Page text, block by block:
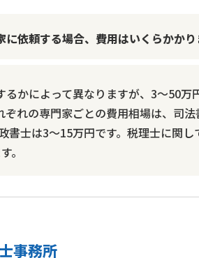
に依頼する場合、費用はいくらかかり
るかによって異なりますが、3～50万
ぞれの専門家ごとの費用相場は、司
書士は3～15万円です。税理士に関
。
事務所